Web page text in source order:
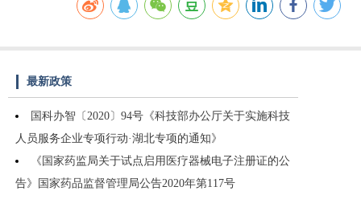
最新政策
国科办智〔2020〕94号《科技部办公厅关于实施科技
人员服务企业专项行动·湖北专项的通知》
《国家药监局关于试点启用医疗器械电子注册证的公
告》国家药品监督管理局公告2020年第117号